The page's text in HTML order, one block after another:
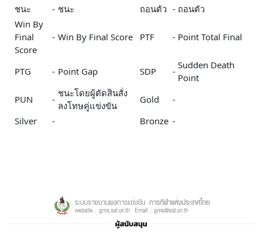
ชนะ
- ชนะ ถอนตัว - ถอนตัว
Win By
Final
Score
- Win By Final Score PTF - Point Total Final
PTG - Point Gap SDP -
Sudden Death
Point
PUN
-
ชนะโดยผู้ตัดสินสั่ง
ลงโทษคู่แข่งขัน
Gold
-
Silver
- Bronze -